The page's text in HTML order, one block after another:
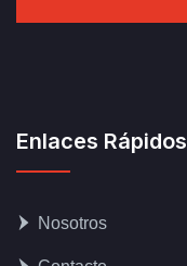
Enlaces Rápidos
Nosotros